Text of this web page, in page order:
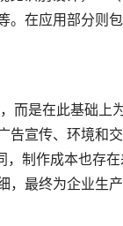
在应用部分则
而是在此基础上
告宣传、环境和
制作成本也存
最终为企业生